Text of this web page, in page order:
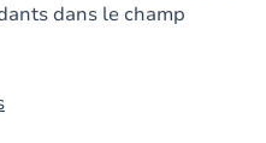
dans le champ